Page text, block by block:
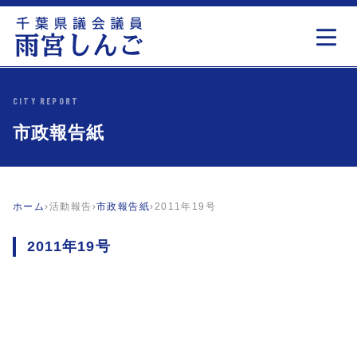
CITY REPORT
市政報告紙
ホーム›活動報告›市政報告紙›2011年19号
2011年19号